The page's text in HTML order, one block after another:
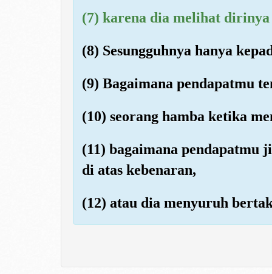
(7) karena dia melihat dirinya
(8) Sesungguhnya hanya
(9) Bagaimana pendapatmu
(10) seorang hamba ketika
(11) bagaimana pendapatmu
di atas kebenaran,
(12) atau dia menyuruh